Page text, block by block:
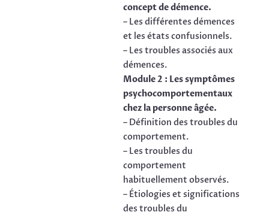
concept de démence.
– Les différentes démences
et les états confusionnels.
– Les troubles associés aux
démences.
Module 2 : Les symptômes
psychocomportementaux
chez la personne âgée.
– Définition des troubles du
comportement.
– Les troubles du
comportement
habituellement observés.
– Étiologies et significations
des troubles du